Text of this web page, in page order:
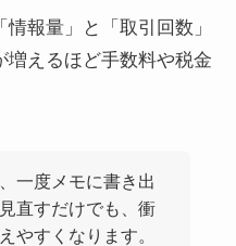
報量」と「取引回数」
増えるほど手数料や税金
一度メモに書き出
直すだけでも、衝
やすくなります。